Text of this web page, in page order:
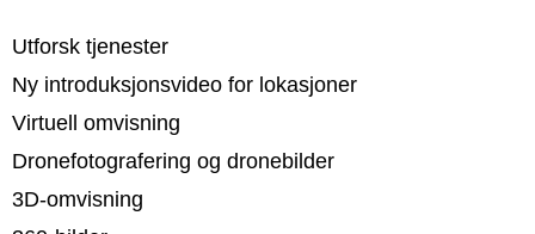
Utforsk tjenester
Ny introduksjonsvideo for lokasjoner
Virtuell omvisning
Dronefotografering og dronebilder
3D-omvisning